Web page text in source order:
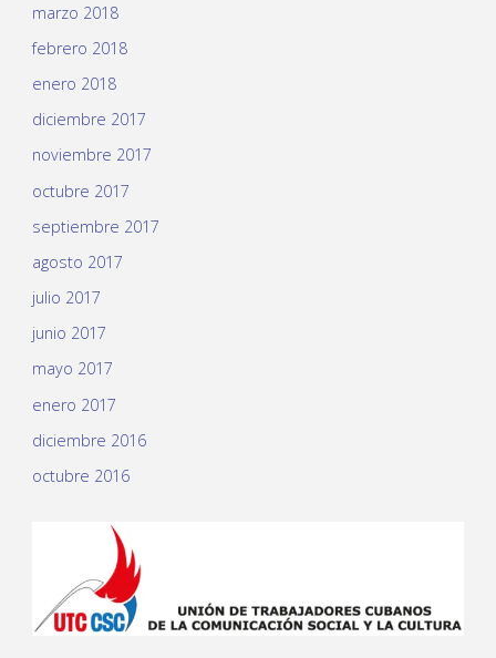
marzo 2018
febrero 2018
enero 2018
diciembre 2017
noviembre 2017
octubre 2017
septiembre 2017
agosto 2017
julio 2017
junio 2017
mayo 2017
enero 2017
diciembre 2016
octubre 2016